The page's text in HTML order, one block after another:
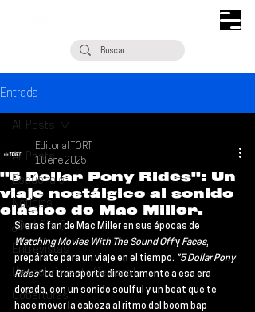
Entrada
All Posts
Escúchalo
Noticias
¿Qué Plan?
Entrevistas
Descubrimiento Semanal
Coberturas
All Posts
"5 Dollar Pony Rides": Un
viaje nostálgico al sonido
clásico de Mac Miller.
Editorial TORT
10 ene 2025
Si eras fan de Mac Miller en sus épocas de
Watching Movies With The Sound Off y Faces,
prepárate para un viaje en el tiempo. "5 Dollar Pony
Rides" te transporta directamente a esa era
dorada, con un sonido soulful y un beat que te
hace mover la cabeza al ritmo del boom bap